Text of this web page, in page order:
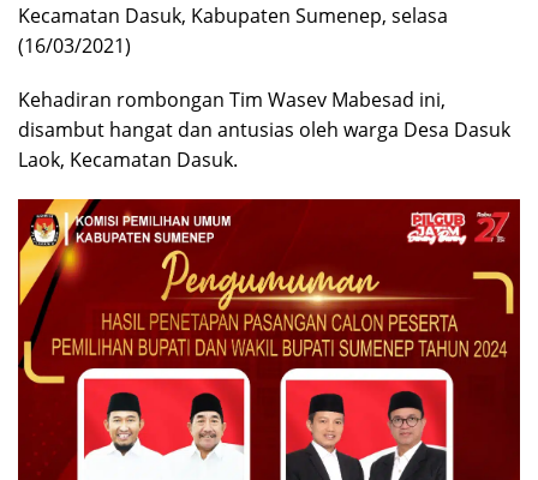
Kecamatan Dasuk, Kabupaten Sumenep, selasa
(16/03/2021)
Kehadiran rombongan Tim Wasev Mabesad ini,
disambut hangat dan antusias oleh warga Desa Dasuk
Laok, Kecamatan Dasuk.